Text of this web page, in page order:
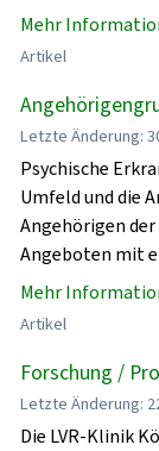
Mehr
Artikel
Letzte Änderung:
Psychische
Umfeld und die
Angehörigen
Angeboten mit
Mehr
Artikel
Forschung /
Letzte Änderung:
Die LVR-Klinik